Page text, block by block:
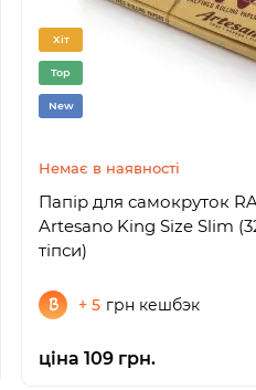
Хіт
Top
New
Немає в наявності
Папір для самокруток
Artesano King Size Slim
тіпси)
+ 5 грн кешбэк
ціна 109 грн.